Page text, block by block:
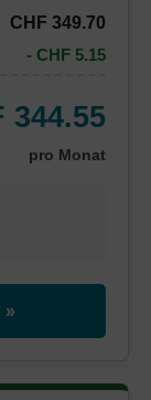
CHF 349.70
- CHF 5.15
344.55
pro Monat
»